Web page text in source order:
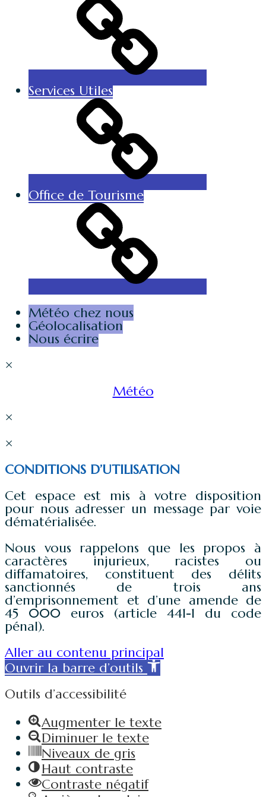
Services Utiles
Office de Tourisme
Météo chez nous
Géolocalisation
Nous écrire
×
Météo
×
×
CONDITIONS D’UTILISATION
Cet espace est mis à votre disposition
pour nous adresser un message par voie
dématérialisée.
Nous vous rappelons que les propos à
caractères injurieux, racistes ou
diffamatoires, constituent des délits
sanctionnés de trois ans
d’emprisonnement et d’une amende de
45 000 euros (article 441-1 du code
pénal).
Aller au contenu principal
Ouvrir la barre d’outils
Outils d’accessibilité
Augmenter le texte
Diminuer le texte
Niveaux de gris
Haut contraste
Contraste négatif